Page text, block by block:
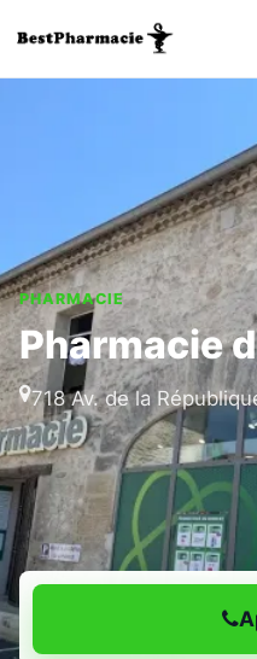
PHARMACIE
Pharmacie
718 Av. de la